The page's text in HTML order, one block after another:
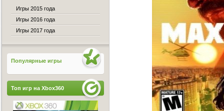
Игры 2015 года
Игры 2016 года
Игры 2017 года
Популярные игры
Топ игр на Xbox360